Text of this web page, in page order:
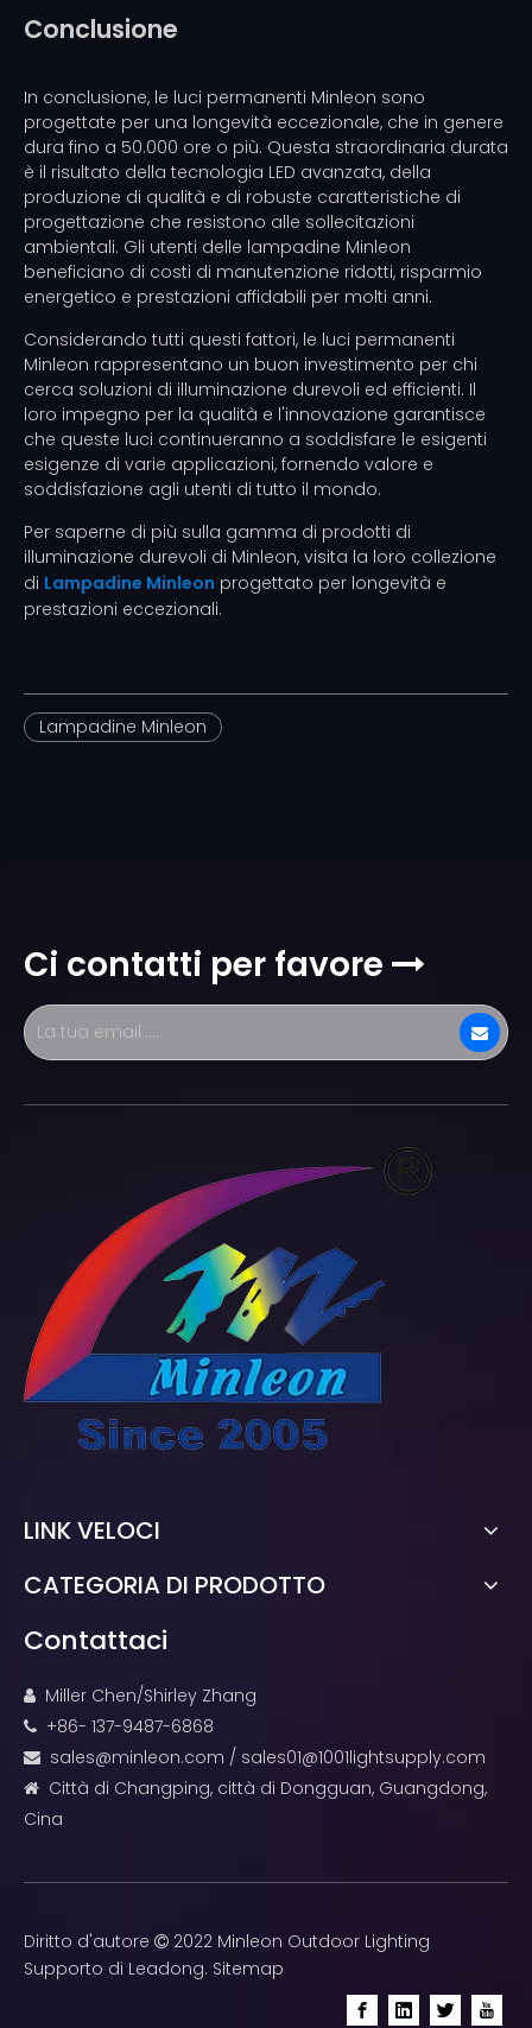
Conclusione
In conclusione, le luci permanenti Minleon sono
progettate per una longevità eccezionale, che in genere
dura fino a 50.000 ore o più. Questa straordinaria durata
è il risultato della tecnologia LED avanzata, della
produzione di qualità e di robuste caratteristiche di
progettazione che resistono alle sollecitazioni
ambientali. Gli utenti delle lampadine Minleon
beneficiano di costi di manutenzione ridotti, risparmio
energetico e prestazioni affidabili per molti anni.
Considerando tutti questi fattori, le luci permanenti
Minleon rappresentano un buon investimento per chi
cerca soluzioni di illuminazione durevoli ed efficienti. Il
loro impegno per la qualità e l'innovazione garantisce
che queste luci continueranno a soddisfare le esigenti
esigenze di varie applicazioni, fornendo valore e
soddisfazione agli utenti di tutto il mondo.
Per saperne di più sulla gamma di prodotti di
illuminazione durevoli di Minleon, visita la loro collezione
di Lampadine Minleon progettato per longevità e
prestazioni eccezionali.
Lampadine Minleon
Ci contatti per favore 
LINK VELOCI
CATEGORIA DI PRODOTTO
Contattaci
 Miller Chen/Shirley Zhang
 +86- 137-9487-6868
 sales@minleon.com / sales01@1001lightsupply.com

Città di Changping, città di Dongguan, Guangdong,
Cina
Diritto d'autore  2022 Minleon Outdoor Lighting
Supporto di Leadong. Sitemap